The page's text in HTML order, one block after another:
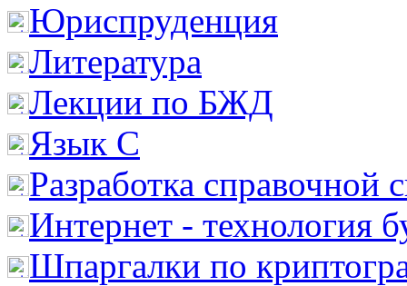
Юриспруденция
Литература
Лекции по БЖД
Язык С
Разработка справочной
Интернет - технология
Шпаргалки по